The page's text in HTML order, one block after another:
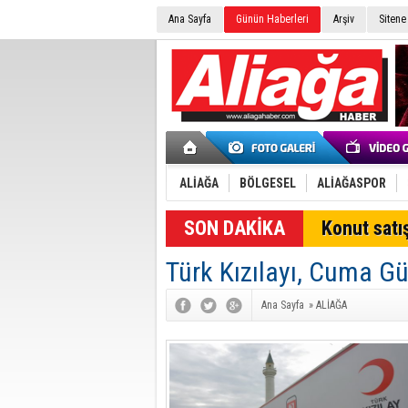
Ana Sayfa Günün Haberleri Arşiv
ALİAĞA BÖLGESEL ALİAĞASPOR
SON DAKİKA Konut
Türk Kızılayı, Cuma
Ana Sayfa » ALİAĞA